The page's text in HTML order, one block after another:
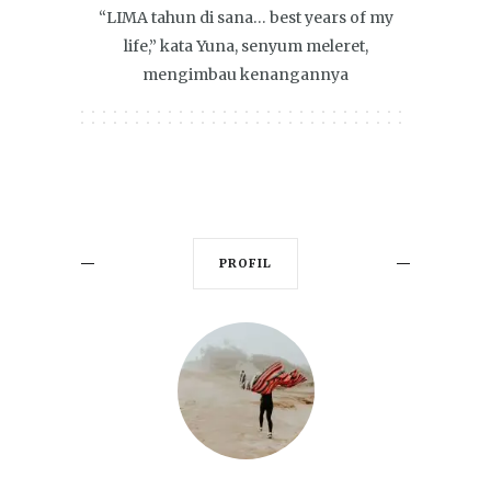
“LIMA tahun di sana… best years of my
life,” kata Yuna, senyum meleret,
mengimbau kenangannya
PROFIL